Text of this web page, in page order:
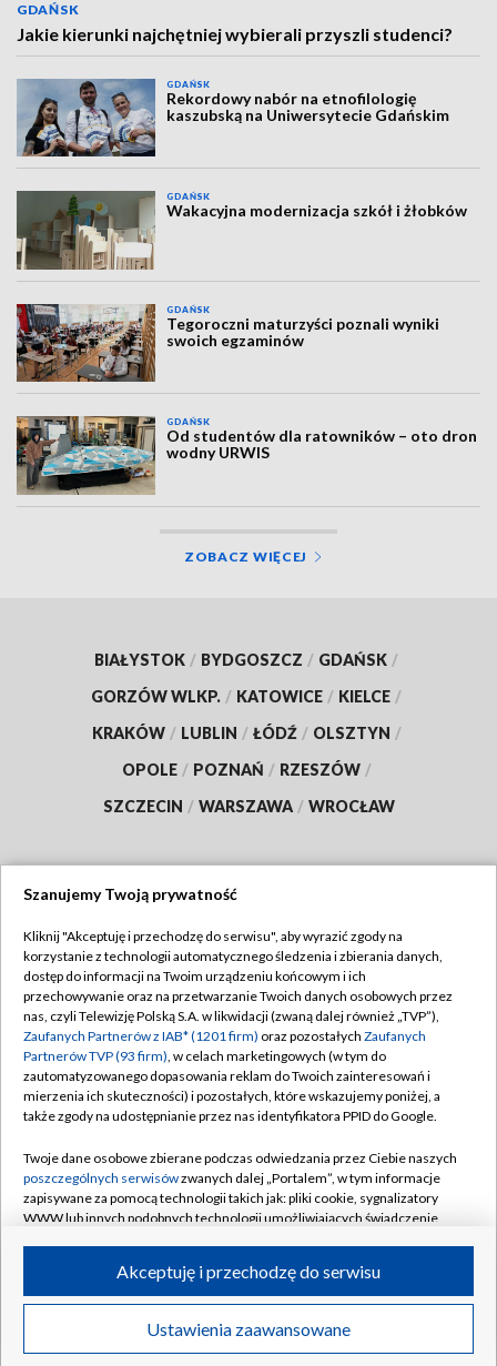
GDAŃSK
Jakie kierunki najchętniej wybierali przyszli studenci?
GDAŃSK
Rekordowy nabór na etnofilologię
kaszubską na Uniwersytecie Gdańskim
GDAŃSK
Wakacyjna modernizacja szkół i żłobków
GDAŃSK
Tegoroczni maturzyści poznali wyniki
swoich egzaminów
GDAŃSK
Od studentów dla ratowników – oto dron
wodny URWIS
ZOBACZ WIĘCEJ
BIAŁYSTOK / BYDGOSZCZ / GDAŃSK /
GORZÓW WLKP. / KATOWICE / KIELCE /
KRAKÓW / LUBLIN / ŁÓDŹ / OLSZTYN /
OPOLE / POZNAŃ / RZESZÓW /
SZCZECIN / WARSZAWA / WROCŁAW
TVP
Abonament TVP
Emisja w TVP
Centrum informacji TVP
Naziemna Telewizja Cyfrowa
Rada Programowa
System NOS
Informacje o nadawcy
Program dla prasy
Ogłoszenie przetargowe
Regulamin TVP
Polityka prywatności
Moje zgody
Pomoc
Kontakt
Kanały
©2026 Telewizja Polska S.A. w likwidacji
Szanujemy Twoją prywatność
Kliknij "Akceptuję i przechodzę do serwisu", aby wyrazić zgody na
korzystanie z technologii automatycznego śledzenia i zbierania danych,
dostęp do informacji na Twoim urządzeniu końcowym i ich
przechowywanie oraz na przetwarzanie Twoich danych osobowych przez
nas, czyli Telewizję Polską S.A. w likwidacji (zwaną dalej również „TVP”),
Zaufanych Partnerów z IAB* (1201 firm) oraz pozostałych Zaufanych
Partnerów TVP (93 firm), w celach marketingowych (w tym do
zautomatyzowanego dopasowania reklam do Twoich zainteresowań i
mierzenia ich skuteczności) i pozostałych, które wskazujemy poniżej, a
także zgody na udostępnianie przez nas identyfikatora PPID do Google.
Twoje dane osobowe zbierane podczas odwiedzania przez Ciebie naszych
poszczególnych serwisówzwanych dalej „Portalem”, w tym informacje
zapisywane za pomocą technologii takich jak: pliki cookie, sygnalizatory
WWW lub innych podobnych technologii umożliwiających świadczenie
ruchu w Internecie.
Twoje dane osobowe zbierane podczas odwiedzania przez Ciebie
poszczególnych serwisówna Portalu, takie jak adresy IP, identyfikatory
Ustawienia zaawansowane
Akceptuję i przechodzę do serwisu